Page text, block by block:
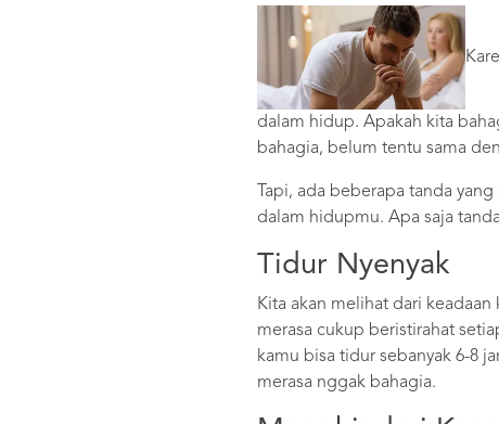
dalam hidup. Apakah kita
bahagia, belum tentu sama
Tapi, ada beberapa tanda
dalam hidupmu. Apa saja
Tidur Nyenyak
Kita akan melihat dari
merasa cukup beristirahat
kamu bisa tidur sebanyak 6-8
merasa nggak bahagia.